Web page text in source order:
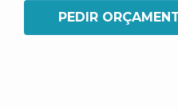
PEDIR